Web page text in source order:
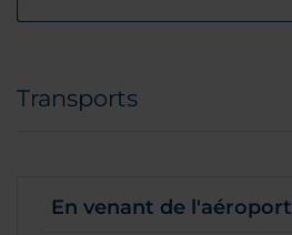
Transports
En venant de l'aéroport